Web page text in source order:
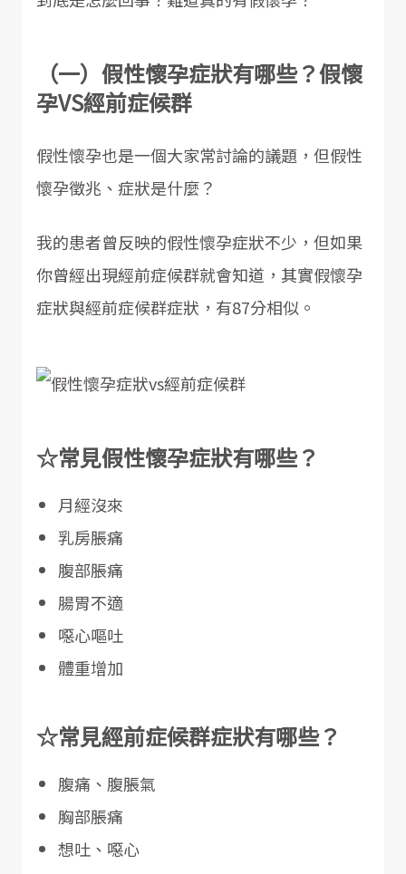
（一）假性懷孕症狀有哪些？假懷
孕VS經前症候群
假性懷孕也是一個大家常討論的議題，但假性
懷孕徵兆、症狀是什麼？
我的患者曾反映的假性懷孕症狀不少，但如果
你曾經出現經前症候群就會知道，其實假懷孕
症狀與經前症候群症狀，有87分相似。
☆常見假性懷孕症狀有哪些？
月經沒來
乳房脹痛
腹部脹痛
腸胃不適
噁心嘔吐
體重增加
☆常見經前症候群症狀有哪些？
腹痛、腹脹氣
胸部脹痛
想吐、噁心